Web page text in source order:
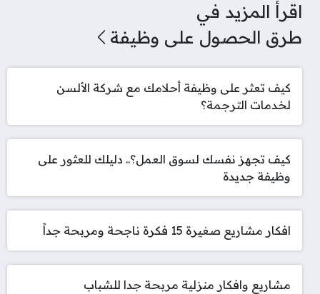
اقرأ المزيد في
طرق الحصول على وظيفة
كيف تعثر على وظيفة أحلامك مع شركة الألسن
لخدمات الترجمة؟
كيف تجهز نفسك لسوق العمل؟.. دليلك للعثور على
وظيفة جديدة
افكار مشاريع صغيرة 15 فكرة ناجحة ومربحة جداً
مشاريع وافكار منزلية مربحة جدا للشباب